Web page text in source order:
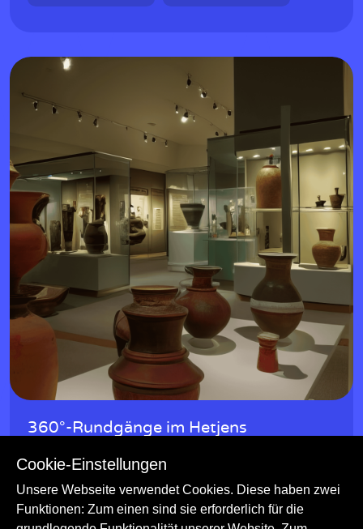
360°-Rundgänge im Hetjens
Die „360°-Rundgänge“ durch die Ausstellungen des Museums
geben Einblicke in verschiedene Traditionen der
Keramikherstellung.
Keramik Kunsthandwerk
Kulturgeschichte
Cookie-Einstellungen
Unsere Webseite verwendet Cookies. Diese haben zwei
Funktionen: Zum einen sind sie erforderlich für die